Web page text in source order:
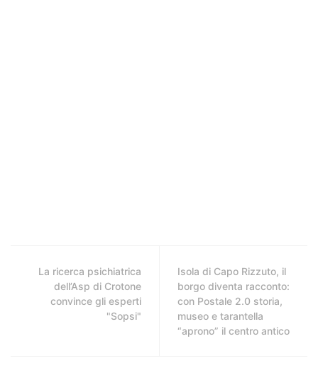
La ricerca psichiatrica
dell’Asp di Crotone
convince gli esperti
"Sopsi"
Isola di Capo Rizzuto, il
borgo diventa racconto:
con Postale 2.0 storia,
museo e tarantella
“aprono” il centro antico